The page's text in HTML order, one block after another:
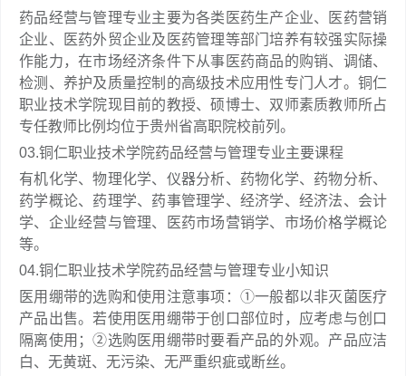
药品经营与管理专业主要为各类医药生产企业、医药营销
企业、医药外贸企业及医药管理等部门培养有较强实际操
作能力，在市场经济条件下从事医药商品的购销、调储、
检测、养护及质量控制的高级技术应用性专门人才。铜仁
职业技术学院现目前的教授、硕博士、双师素质教师所占
专任教师比例均位于贵州省高职院校前列。
03.铜仁职业技术学院药品经营与管理专业主要课程
有机化学、物理化学、仪器分析、药物化学、药物分析、
药学概论、药理学、药事管理学、经济学、经济法、会计
学、企业经营与管理、医药市场营销学、市场价格学概论
等。
04.铜仁职业技术学院药品经营与管理专业小知识
医用绷带的选购和使用注意事项：①一般都以非灭菌医疗
产品出售。若使用医用绷带于创口部位时，应考虑与创口
隔离使用；②选购医用绷带时要看产品的外观。产品应洁
白、无黄斑、无污染、无严重织疵或断丝。